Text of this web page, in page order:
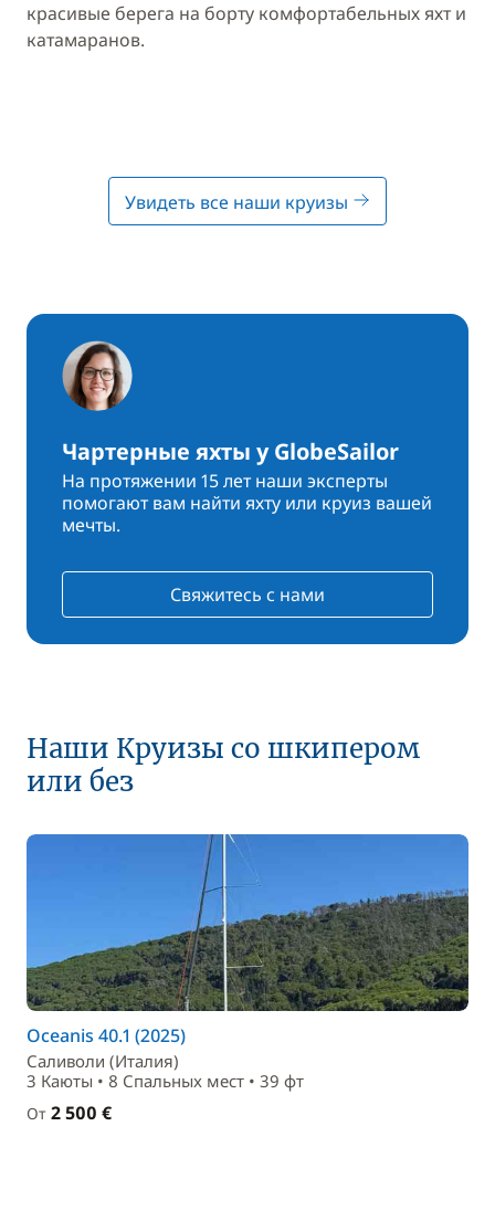
красивые берега на борту комфортабельных яхт и
катамаранов.
Увидеть все наши круизы
Чартерные яхты у GlobeSailor
На протяжении 15 лет наши эксперты
помогают вам найти яхту или круиз вашей
мечты.
Свяжитесь с нами
Наши Круизы со шкипером
или без
Oceanis 40.1 (2025)
Саливоли (Италия)
3 Каюты • 8 Спальныx мест • 39 фт
От 2 500 €